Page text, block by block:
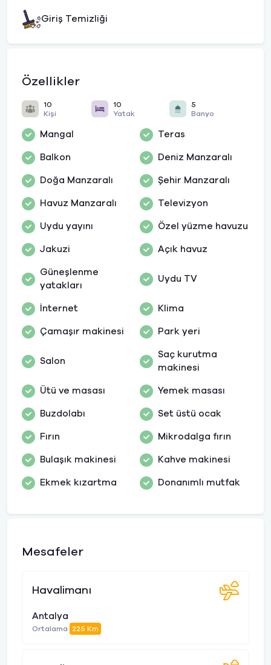
Giriş Temizliği
Özellikler
10
Kişi
10
Yatak
5
Banyo
Mangal Teras
Balkon Deniz Manzaralı
Doğa Manzaralı Şehir Manzaralı
Havuz Manzaralı Televizyon
Uydu yayını Özel yüzme havuzu
Jakuzi Açık havuz
Güneşlenme
yatakları
Uydu TV
İnternet Klima
Çamaşır makinesi Park yeri
Salon
Saç kurutma
makinesi
Ütü ve masası Yemek masası
Buzdolabı Set üstü ocak
Fırın Mikrodalga fırın
Bulaşık makinesi Kahve makinesi
Ekmek kızartma Donanımlı mutfak
Mesafeler
Havalimanı
Antalya
Ortalama 225 Km